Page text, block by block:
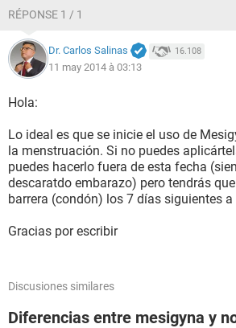
RÉPONSE 1 / 1
Dr. Carlos Salinas 16.108
11 may 2014 à 03:13
Hola:
Lo ideal es que se inicie el uso de
la menstruación. Si no puedes
puedes hacerlo fuera de esta fecha
descaratdo embarazo) pero tendrás
barrera (condón) los 7 días siguientes a
Gracias por escribir
Discusiones similares
Diferencias entre mesigyna y